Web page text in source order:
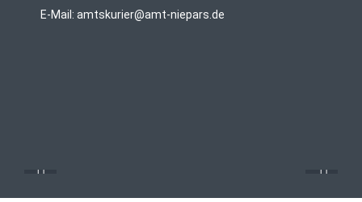
E-Mail: amtskurier@amt-niepars.de